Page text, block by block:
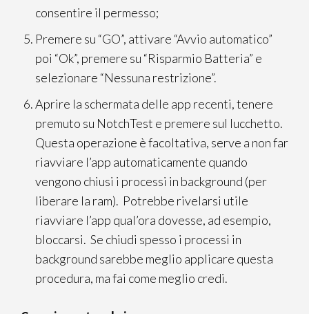
consentire il permesso;
Premere su “GO”, attivare “Avvio automatico”
poi “Ok”, premere su “Risparmio Batteria” e
selezionare “Nessuna restrizione”.
Aprire la schermata delle app recenti, tenere
premuto su NotchTest e premere sul lucchetto.
Questa operazione è facoltativa, serve a non far
riavviare l’app automaticamente quando
vengono chiusi i processi in background (per
liberare la ram). Potrebbe rivelarsi utile
riavviare l’app qual’ora dovesse, ad esempio,
bloccarsi. Se chiudi spesso i processi in
background sarebbe meglio applicare questa
procedura, ma fai come meglio credi.